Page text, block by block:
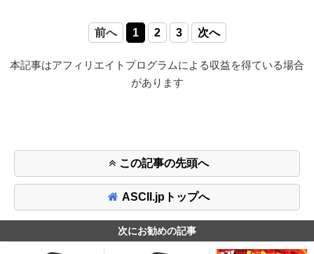
前へ 1 2 3 次へ
本記事はアフィリエイトプログラムによる収益を得ている場合
があります
この記事の先頭へ
ASCII.jpトップへ
次にお勧めの記事